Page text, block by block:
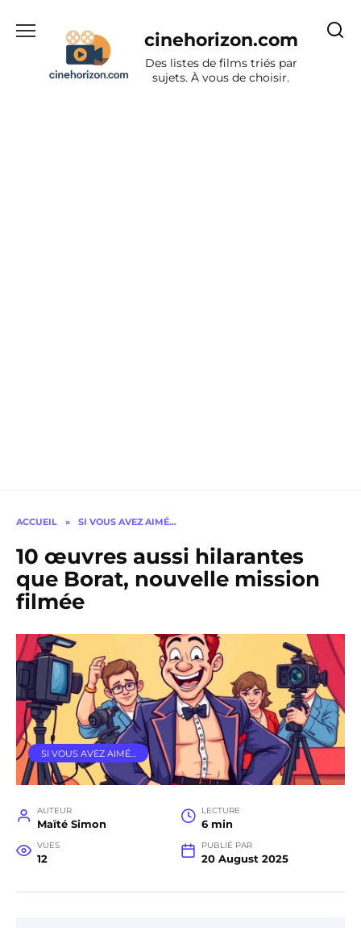
cinehorizon.com
Des listes de films triés par
sujets. À vous de choisir.
ACCUEIL » SI VOUS AVEZ AIMÉ…
10 œuvres aussi hilarantes
que Borat, nouvelle mission
filmée
SI VOUS AVEZ AIMÉ…
AUTEUR
Maïté Simon
LECTURE
6 min
VUES
12
PUBLIÉ PAR
20 August 2025